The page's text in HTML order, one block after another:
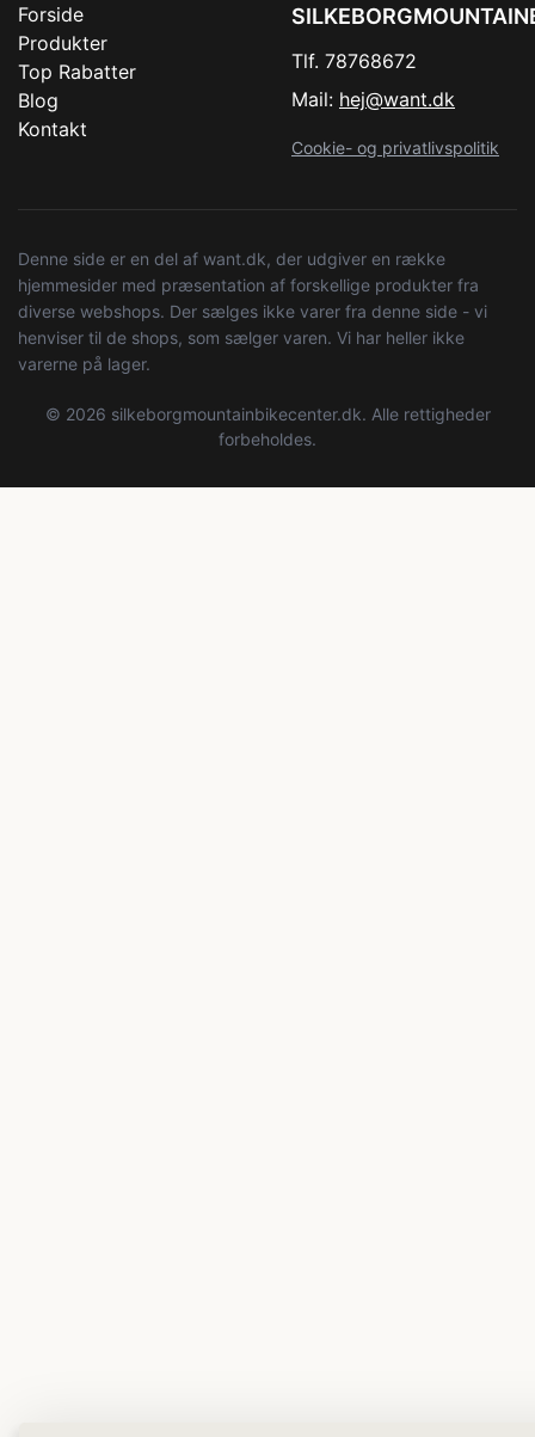
Forside
Produkter
Top Rabatter
Blog
Kontakt
Tlf. 78768672
Mail: hej@want.dk
Cookie- og privatlivspolitik
Denne side er en del af want.dk, der udgiver en række
hjemmesider med præsentation af forskellige produkter fra
diverse webshops. Der sælges ikke varer fra denne side - vi
henviser til de shops, som sælger varen. Vi har heller ikke
varerne på lager.
© 2026 silkeborgmountainbikecenter.dk. Alle rettigheder
forbeholdes.